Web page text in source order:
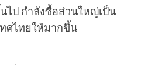
ไป กำลังซื้อส่วนใหญ่เป็น
ศไทยให้มากขึ้น